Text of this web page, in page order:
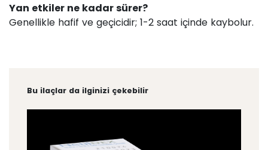
Yan etkiler ne kadar sürer?
Genellikle hafif ve geçicidir; 1-2 saat içinde kaybolur.
Bu ilaçlar da ilginizi çekebilir